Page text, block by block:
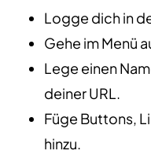
Logge dich in
Gehe im Menü
Lege einen
deiner URL.
Füge Buttons,
hinzu.